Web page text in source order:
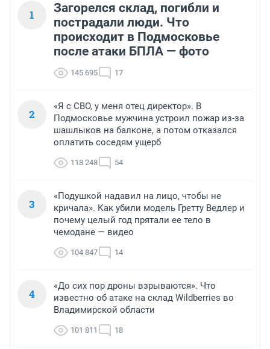
1
Загорелся склад, погибли и
пострадали люди. Что
происходит в Подмосковье
после атаки БПЛА — фото
145 695 17
2
«Я с СВО, у меня отец директор». В
Подмосковье мужчина устроил пожар из-за
шашлыков на балконе, а потом отказался
оплатить соседям ущерб
118 248 54
3
«Подушкой надавил на лицо, чтобы не
кричала». Как убили модель Гретту Ведлер и
почему целый год прятали ее тело в
чемодане — видео
104 847 14
4
«До сих пор дроны взрываются». Что
известно об атаке на склад Wildberries во
Владимирской области
101 811 18